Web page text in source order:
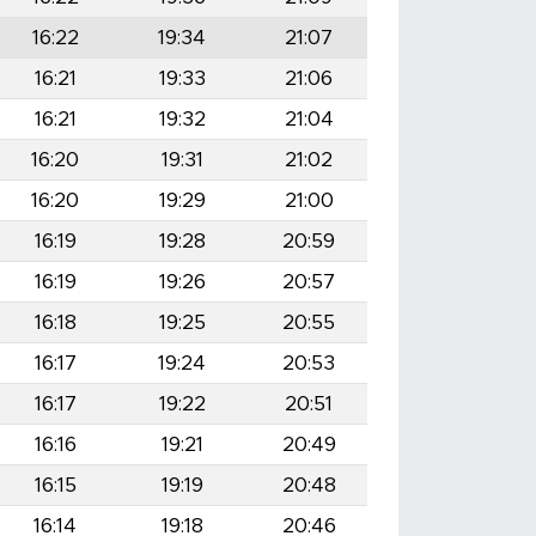
16:22
19:34
21:07
16:21
19:33
21:06
16:21
19:32
21:04
16:20
19:31
21:02
16:20
19:29
21:00
16:19
19:28
20:59
16:19
19:26
20:57
16:18
19:25
20:55
16:17
19:24
20:53
16:17
19:22
20:51
16:16
19:21
20:49
16:15
19:19
20:48
16:14
19:18 20:46